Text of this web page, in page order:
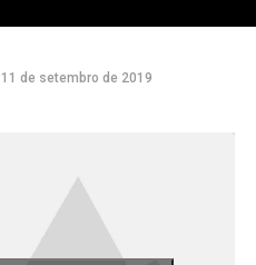
11 de setembro de 2019